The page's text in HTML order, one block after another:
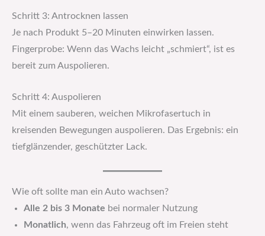
Schritt 3: Antrocknen lassen
Je nach Produkt 5–20 Minuten einwirken lassen.
Fingerprobe: Wenn das Wachs leicht „schmiert“, ist es
bereit zum Auspolieren.
Schritt 4: Auspolieren
Mit einem sauberen, weichen Mikrofasertuch in
kreisenden Bewegungen auspolieren. Das Ergebnis: ein
tiefglänzender, geschützter Lack.
Wie oft sollte man ein Auto wachsen?
Alle 2 bis 3 Monate bei normaler Nutzung
Monatlich, wenn das Fahrzeug oft im Freien steht